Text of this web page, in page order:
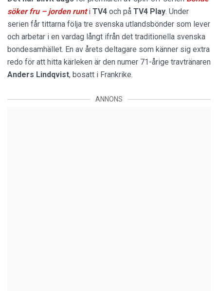
söker fru – jorden runti TV4 och på TV4 Play. Under
serien får tittarna följa tre svenska utlandsbönder som lever
och arbetar i en vardag långt ifrån det traditionella svenska
bondesamhället. En av årets deltagare som känner sig extra
redo för att hitta kärleken är den numer 71-årige travtränaren
Anders Lindqvist, bosatt i Frankrike.
ANNONS